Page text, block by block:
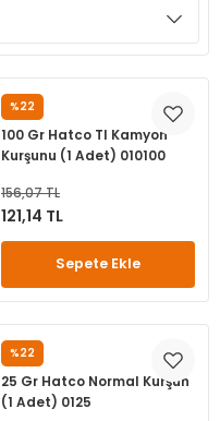
%22
HATCO
100 Gr Hatco Tl Kamyon
Kurşunu (1 Adet) 010100
156,07 TL
121,14 TL
Sepete Ekle
%22
HATCO
25 Gr Hatco Normal Kurşun
(1 Adet) 0125